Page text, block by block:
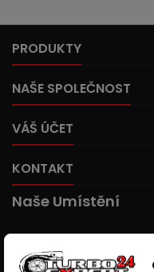
PRODUKTY
NAŠE SPOLEČNOST
VÁŠ ÚČET
KONTAKT
Naše Umístění